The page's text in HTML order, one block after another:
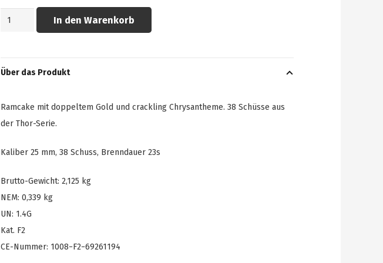
Exploding
In den Warenkorb
Über das Produkt
Ramcake mit doppeltem Gold und crackling Chrysantheme. 38 Schüsse aus
der Thor-Serie.
Kaliber 25 mm, 38 Schuss, Brenndauer 23s
Brutto-Gewicht: 2,125 kg
NEM: 0,339 kg
UN: 1.4G
Kat. F2
CE-Nummer: 1008−F2−69261194